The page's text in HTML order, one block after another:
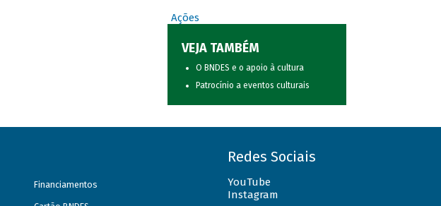
Ações
VEJA TAMBÉM
O BNDES e o apoio à cultura
Patrocínio a eventos culturais
Financiamentos
Redes Sociais
YouTube
Instagram